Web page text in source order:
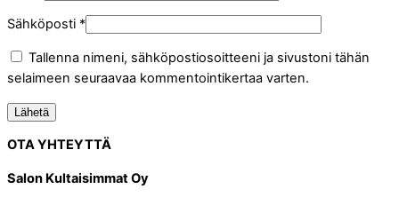
Sähköposti *
Tallenna nimeni, sähköpostiosoitteeni ja sivustoni tähän
selaimeen seuraavaa kommentointikertaa varten.
OTA YHTEYTTÄ
Salon Kultaisimmat Oy